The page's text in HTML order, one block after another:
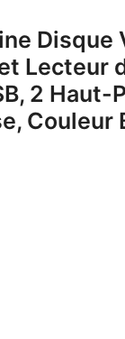
Lecteur
2 Haut-
Couleur